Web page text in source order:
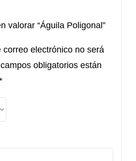
valorar “Águila Poligonal”
correo electrónico no será
obligatorios están